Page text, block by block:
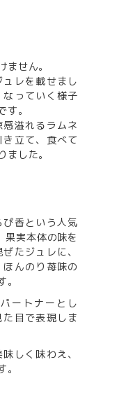
せん。
レを載せまし
っていく様子
。
溢れるラムネ
立て、食べて
した。
香という人気
果実本体の味を
たジュレに、
んのり苺味の
ートナーとし
目で表現しま
しく味わえ、